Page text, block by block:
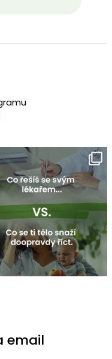
homeopatika.cz
Čvc 16
email